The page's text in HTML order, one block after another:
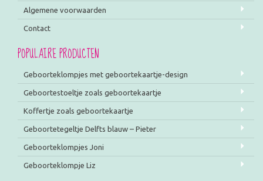
Algemene voorwaarden
Contact
POPULAIRE PRODUCTEN
Geboorteklompjes met geboortekaartje-design
Geboortestoeltje zoals geboortekaartje
Koffertje zoals geboortekaartje
Geboortetegeltje Delfts blauw – Pieter
Geboorteklompjes Joni
Geboorteklompje Liz